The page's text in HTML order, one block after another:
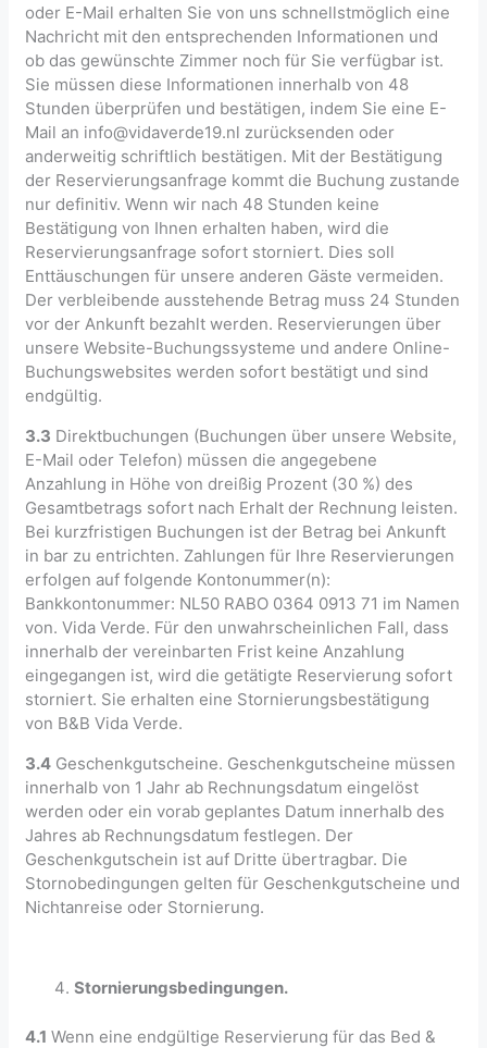
oder E-Mail erhalten Sie von uns schnellstmöglich eine
Nachricht mit den entsprechenden Informationen und
ob das gewünschte Zimmer noch für Sie verfügbar ist.
Sie müssen diese Informationen innerhalb von 48
Stunden überprüfen und bestätigen, indem Sie eine E-
Mail an info@vidaverde19.nl zurücksenden oder
anderweitig schriftlich bestätigen. Mit der Bestätigung
der Reservierungsanfrage kommt die Buchung zustande
nur definitiv. Wenn wir nach 48 Stunden keine
Bestätigung von Ihnen erhalten haben, wird die
Reservierungsanfrage sofort storniert. Dies soll
Enttäuschungen für unsere anderen Gäste vermeiden.
Der verbleibende ausstehende Betrag muss 24 Stunden
vor der Ankunft bezahlt werden. Reservierungen über
unsere Website-Buchungssysteme und andere Online-
Buchungswebsites werden sofort bestätigt und sind
endgültig.
3.3 Direktbuchungen (Buchungen über unsere Website,
E-Mail oder Telefon) müssen die angegebene
Anzahlung in Höhe von dreißig Prozent (30 %) des
Gesamtbetrags sofort nach Erhalt der Rechnung leisten.
Bei kurzfristigen Buchungen ist der Betrag bei Ankunft
in bar zu entrichten. Zahlungen für Ihre Reservierungen
erfolgen auf folgende Kontonummer(n):
Bankkontonummer: NL50 RABO 0364 0913 71 im Namen
von. Vida Verde. Für den unwahrscheinlichen Fall, dass
innerhalb der vereinbarten Frist keine Anzahlung
eingegangen ist, wird die getätigte Reservierung sofort
storniert. Sie erhalten eine Stornierungsbestätigung
von B&B Vida Verde.
3.4 Geschenkgutscheine. Geschenkgutscheine müssen
innerhalb von 1 Jahr ab Rechnungsdatum eingelöst
werden oder ein vorab geplantes Datum innerhalb des
Jahres ab Rechnungsdatum festlegen. Der
Geschenkgutschein ist auf Dritte übertragbar. Die
Stornobedingungen gelten für Geschenkgutscheine und
Nichtanreise oder Stornierung.
Stornierungsbedingungen.
4.1 Wenn eine endgültige Reservierung für das Bed &